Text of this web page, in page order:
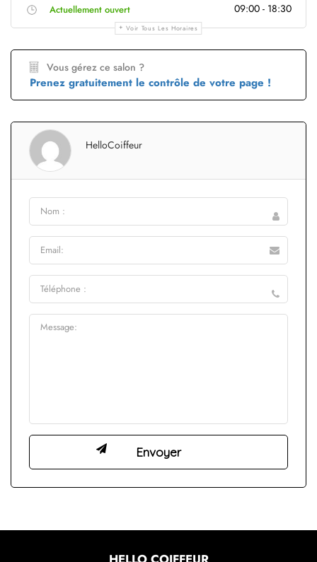
Actuellement ouvert 09:00 - 18:30
Voir Tous Les Horaires
Vous gérez ce salon ?
Prenez gratuitement le contrôle de votre page !
HelloCoiffeur